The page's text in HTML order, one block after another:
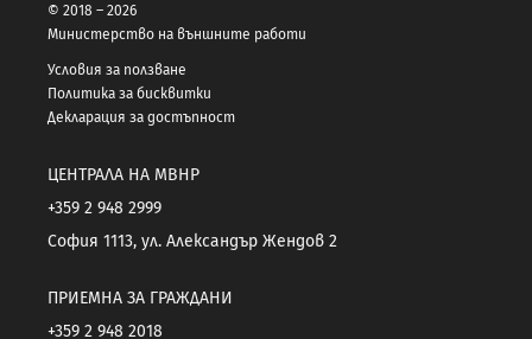
© 2018 – 2026
Министерство на външните работи
Условия за ползване
Политика за бисквитки
Декларация за достъпност
ЦЕНТРАЛА НА МВНР
+359 2 948 2999
София 1113, ул. Александър Жендов 2
ПРИЕМНА ЗА ГРАЖДАНИ
+359 2 948 2018